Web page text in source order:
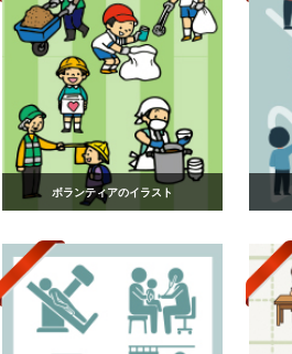
ボランティアのイラスト